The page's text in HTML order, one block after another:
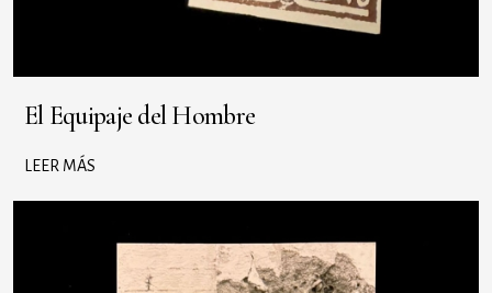
El Equipaje del Hombre
LEER MÁS